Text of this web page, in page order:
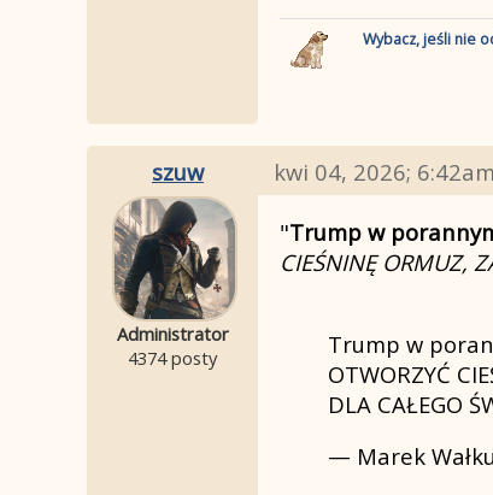
Wybacz, jeśli nie
szuw kwi 04, 2026; 6:42am
Administrator
4374 posty
"Trump w
CIEŚNINĘ ORMUZ,
Trump w
OTWORZYĆ
DLA CAŁEGO
— Marek